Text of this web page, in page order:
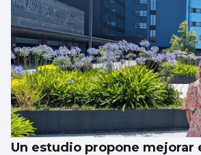
Un estudio propone mejorar